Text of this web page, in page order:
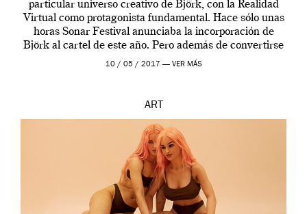
particular universo creativo de Björk, con la Realidad
Virtual como protagonista fundamental. Hace sólo unas
horas Sonar Festival anunciaba la incorporación de
Björk al cartel de este año. Pero además de convertirse
en una de las actuaciones más relevantes […]
10 / 05 / 2017 — VER MÁS
ART